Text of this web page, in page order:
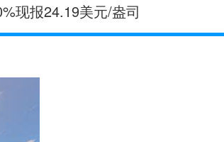
现报24.19美元/盎司